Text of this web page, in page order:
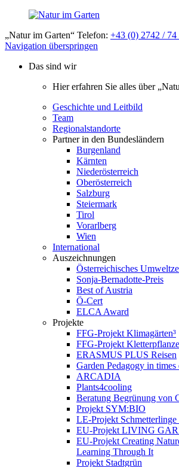
„Natur im Garten“ Telefon: +43 (0) 2742 / 74
Navigation überspringen
Das sind wir
Hier erfahren Sie alles über
Geschichte und Leitbild
Team
Regionalstandorte
Partner in den Bundesländern
Burgenland
Kärnten
Niederösterreich
Oberösterreich
Salzburg
Steiermark
Tirol
Vorarlberg
Wien
International
Auszeichnungen
Österreichisches
Sonja-Bernadotte-Preis
Best of Austria
Ö-Cert
ELCA Award
Projekte
FFG-Projekt Klimagärten³
FFG-Projekt
ERASMUS PLUS Reisen
Garden Pedagogy in
ARCADIA
Plants4cooling
Beratung Begrünung von
Projekt SYM:BIO
LE-Projekt Schmetterlinge
EU-Projekt LIVING
EU-Projekt Creating
Learning Through It
Projekt Stadtgrün